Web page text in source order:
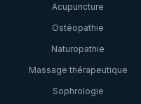
Acupuncture
Ostéopathie
Naturopathie
Massage thérapeutique
Sophrologie